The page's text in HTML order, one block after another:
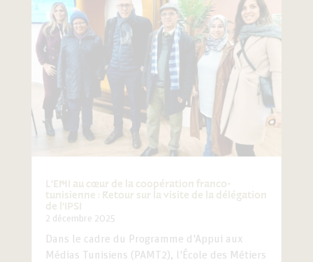
L’EMI au cœur de la coopération franco-
tunisienne : Retour sur la visite de la délégation
de l’IPSI
2 décembre 2025
Dans le cadre du Programme d'Appui aux
Médias Tunisiens (PAMT2), l'École des Métiers